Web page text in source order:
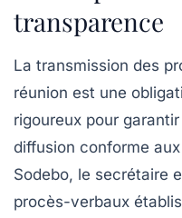
transparence
La transmission des
réunion est une
rigoureux pour
diffusion conforme
Sodebo, le secrétaire
procès-verbaux